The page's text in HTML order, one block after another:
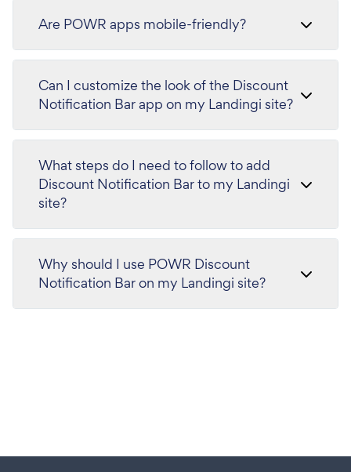
Are POWR apps mobile-friendly?
Can I customize the look of the Discount
Notification Bar app on my Landingi site?
What steps do I need to follow to add
Discount Notification Bar to my Landingi
site?
Why should I use POWR Discount
Notification Bar on my Landingi site?